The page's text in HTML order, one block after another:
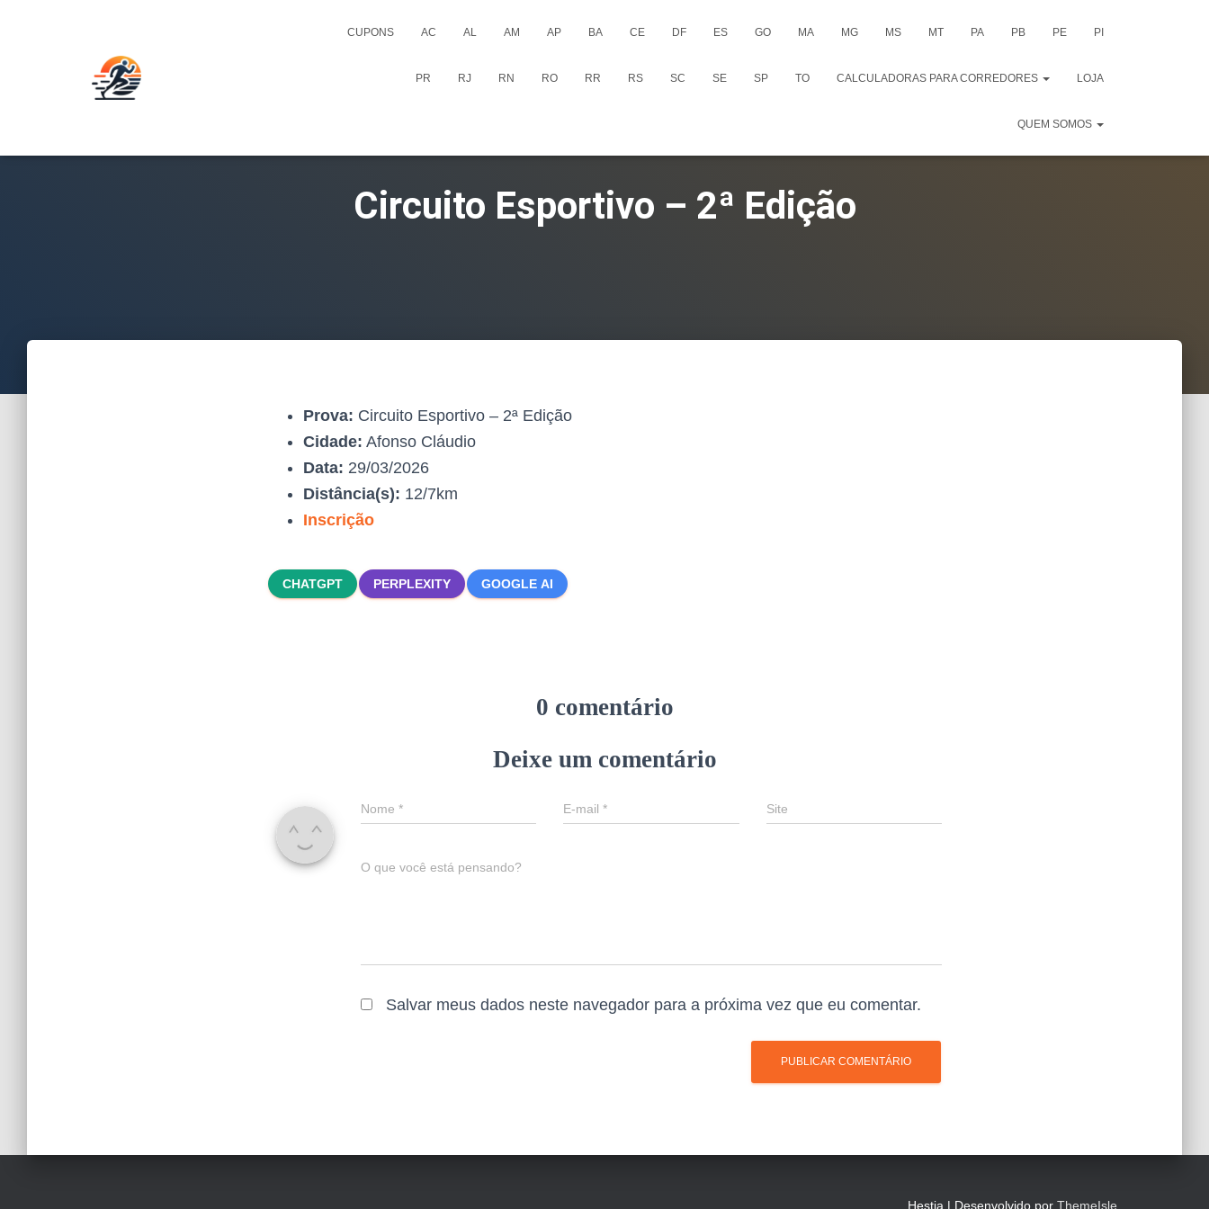
CUPONS AC AL AM AP BA CE DF ES GO MA MG MS MT PA PB PE PI
PR RJ RN RO RR RS SC SE SP TO CALCULADORAS PARA CORREDORES LOJA
QUEM SOMOS
Circuito Esportivo – 2ª Edição
Prova: Circuito Esportivo – 2ª Edição
Cidade: Afonso Cláudio
Data: 29/03/2026
Distância(s): 12/7km
Inscrição
CHATGPT PERPLEXITY GOOGLE AI
0 comentário
Deixe um comentário
Nome * E-mail* Site
O que você está pensando?
Salvar meus dados neste navegador para a próxima vez que eu comentar.
Hestia | Desenvolvido por ThemeIsle